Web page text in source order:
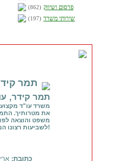
פרסום ושיווק (862)
שירותי משרד (197)
תמר
תמר קידר,
משרד עו"ד
את מטרותיך.
לשביעות רצונו המלאה של הלקוח. יחד איתנו, תצליח!
כתובת: